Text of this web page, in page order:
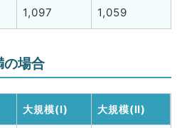
1,097 1,059
の場合
大規模(Ⅰ) 大規模(Ⅱ)